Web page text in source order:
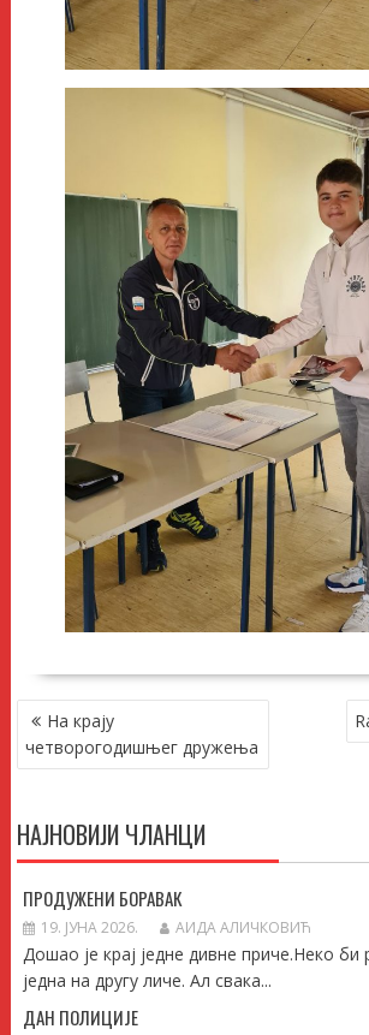
КРЕТАЊЕ
ЧЛАНКА
На крају
четворогодишњег дружења
НАЈНОВИЈИ ЧЛАНЦИ
ПРОДУЖЕНИ БОРАВАК
19. ЈУНА 2026. АИДА АЛИЧКОВИЋ
Дошао је крај једне дивне приче.Неко би
једна на другу личе. Ал свака...
ДАН ПОЛИЦИЈЕ